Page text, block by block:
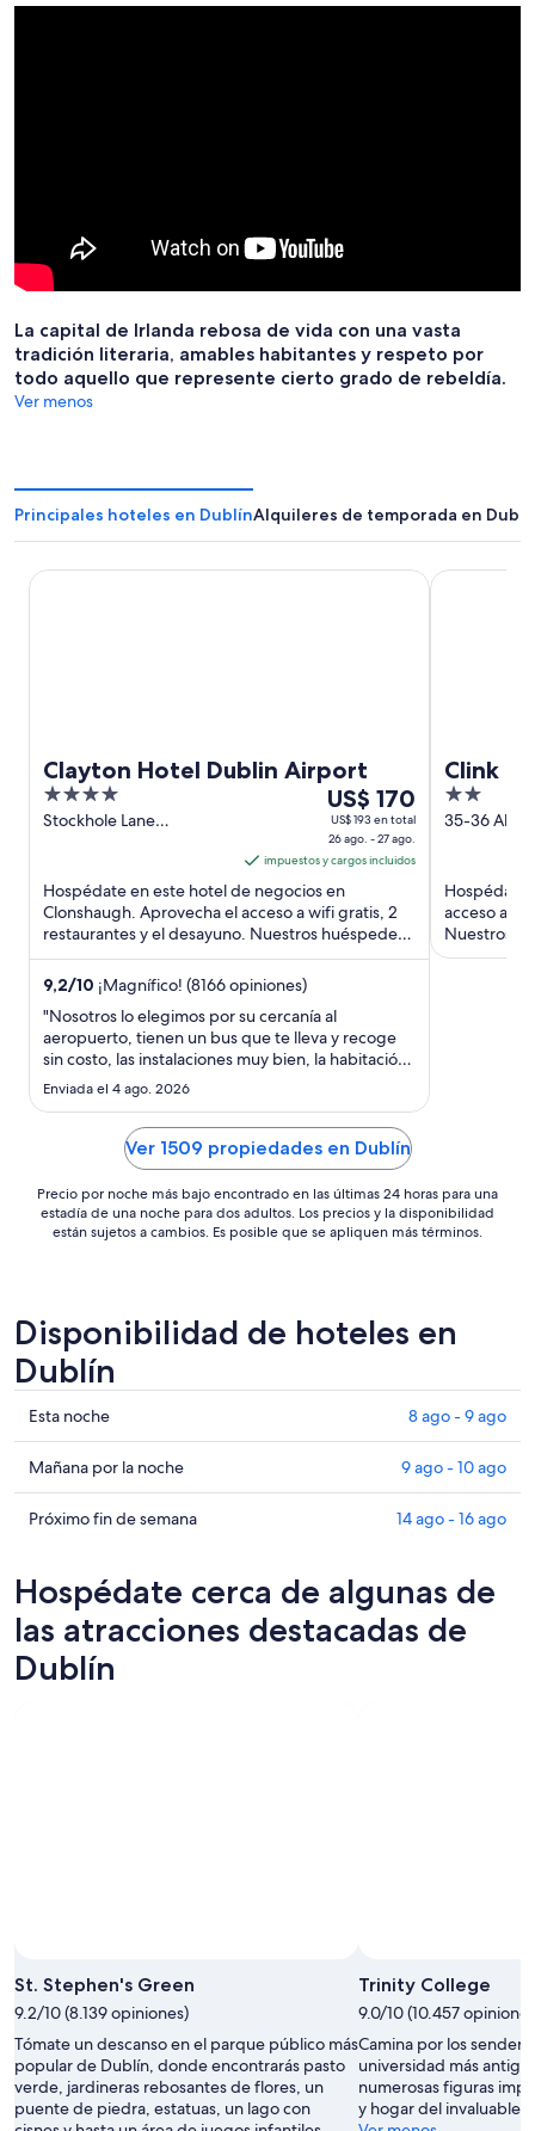
La capital de Irlanda rebosa de vida con una vasta
tradición literaria, amables habitantes y respeto por
todo aquello que represente cierto grado de rebeldía.
Ver menos
Principales hoteles en DublínAlquileres de temporada en
Clayton Hotel Dublin Airport
4
out
Stockhole Lane
Del
26
ago
al
27
ago,
el
noche
es
de
US$ 170
US$ 193 en total
26 ago. - 27 ago.
impuestos y cargos incluidos
Hospédate en este hotel de negocios en
Clonshaugh. Aprovecha el acceso a wifi gratis, 2
restaurantes y el desayuno. Nuestros huéspedes
destacan el desayuno y ...
9,2/10 ¡Magnífico! (8166 opiniones)
"Nosotros lo elegimos por su cercanía al
aeropuerto, tienen un bus que te lleva y recoge
sin costo, las instalaciones muy bien, la habitación
muy amplia con todo lo necesario."
Enviada el 4 ago. 2026
Clayton Hotel Dublin Airport
Clink i
2
out
35-36
Hospédate
acceso a
Nuestros
personal y
Clink i Lár
Ver 1509 propiedades en Dublín
Precio por noche más bajo encontrado en las últimas 24 horas para una
estadía de una noche para dos adultos. Los precios y la disponibilidad
están sujetos a cambios. Es posible que se apliquen más términos.
Disponibilidad de hoteles en
Dublín
Ver
precios
de
propiedades
en
esta
noche,
8
ago
Esta noche 8 ago - 9 ago
Ver
precios
de
Dublín
mañana
por
Mañana por la noche 9 ago - 10 ago
Ver
propiedades
en
Dublín
para
Próximo fin de semana 14 ago - 16 ago
Hospédate cerca de algunas de
las atracciones destacadas de
Dublín
St. Stephen's Green
9.2/10 (8.139 opiniones)
Tómate un descanso en el parque público más
popular de Dublín, donde encontrarás pasto
verde, jardineras rebosantes de flores, un
puente de piedra, estatuas, un lago con
Trinity College
9.0/10 (10.457
Camina por los
universidad más
numerosas figuras
y hogar del invaluable